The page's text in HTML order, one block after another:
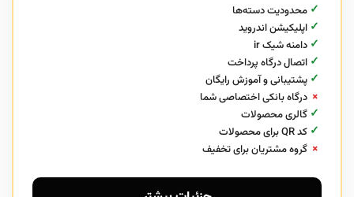
✓ محدودیت دسته‌ها
✓ اپلیکیشن اندروید
✓ دامنه شیک ir
✓ اتصال درگاه پرداخت
✓ پشتیبانی و آموزش رایگان
× درگاه بانکی اختصاصی شما
✓ گالری محصولات
✓ کد QR برای محصولات
× گروه مشتریان برای تخفیف